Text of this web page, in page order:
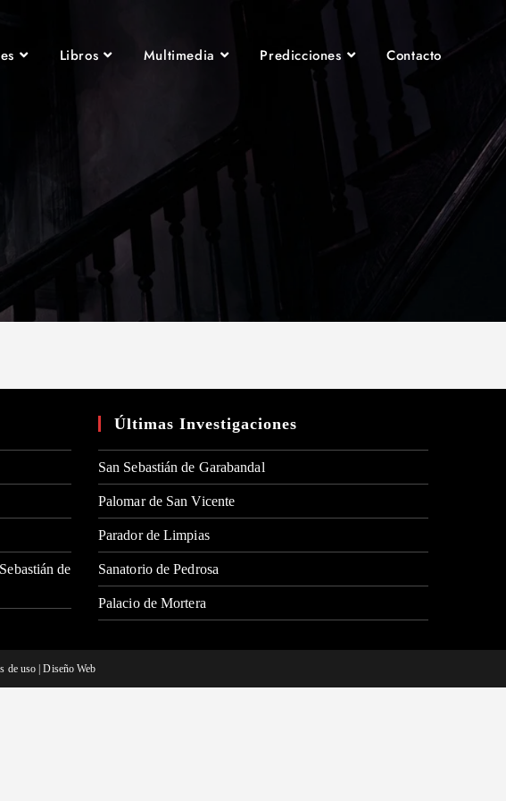
Libros Multimedia Predicciones Contacto
de
Últimas Investigaciones
San Sebastián de Garabandal
Palomar de San Vicente
Parador de Limpias
Sanatorio de Pedrosa
Palacio de Mortera
de uso |Diseño Web